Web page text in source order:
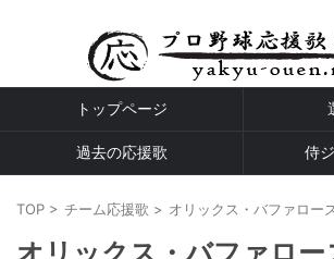
トップページ
過去の応援歌 侍
TOP > チーム応援歌 > オリックス・バファロー
オリックス・バファロー